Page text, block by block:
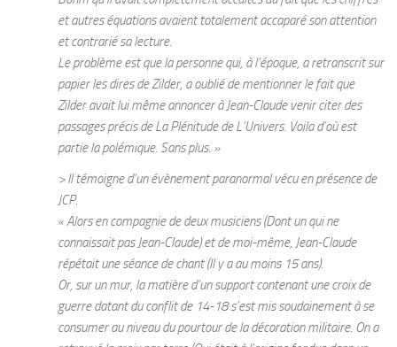
et autres équations avaient totalement accaparé son attention
et contrarié sa lecture.
Le problème est que la personne qui, à l’époque, a retranscrit sur
papier les dires de Zilder, a oublié de mentionner le fait que
Zilder avait lui même annoncer à Jean-Claude venir citer des
passages précis de La Plénitude de L’Univers. Voila d’où est
partie la polémique. Sans plus. »
> Il témoigne d’un évènement paranormal vécu en présence de
JCP.
« Alors en compagnie de deux musiciens (Dont un qui ne
connaissait pas Jean-Claude) et de moi-même, Jean-Claude
répétait une séance de chant (Il y a au moins 15 ans).
Or, sur un mur, la matière d’un support contenant une croix de
guerre datant du conflit de 14-18 s’est mis soudainement à se
consumer au niveau du pourtour de la décoration militaire. On a